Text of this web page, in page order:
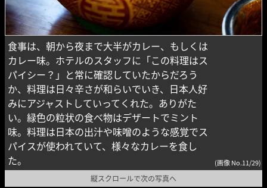
食事は、朝から夜まで大半がカレー、もしくは
カレー味。ホテルのスタッフに「この料理はス
パイシー？」と常に確認していたからだろう
か、料理は日々辛さが和らいでいき、日本人好
みにアジャストしていってくれた。ありがた
い。緑色の粒状の食べ物はデザートでミント
味。料理は日本の出汁や味噌のような感覚でス
パイスが使われていて、様々なカレーを食し
た。
(画像 No.11/29)
縦スクロールで次の写真へ